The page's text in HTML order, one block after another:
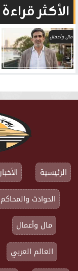
الأكثر قراءة
مال وأعمال
الرئيسية
الحوادث والمحاكم
مال وأعمال
العالم العربي